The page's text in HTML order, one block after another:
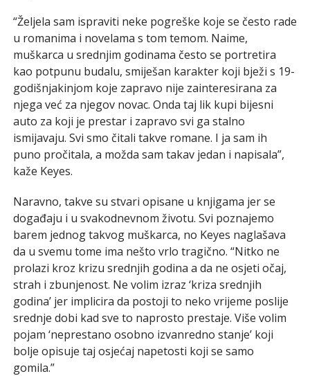
“Željela sam ispraviti neke pogreške koje se često rade
u romanima i novelama s tom temom. Naime,
muškarca u srednjim godinama često se portretira
kao potpunu budalu, smiješan karakter koji bježi s 19-
godišnjakinjom koje zapravo nije zainteresirana za
njega već za njegov novac. Onda taj lik kupi bijesni
auto za koji je prestar i zapravo svi ga stalno
ismijavaju. Svi smo čitali takve romane. I ja sam ih
puno pročitala, a možda sam takav jedan i napisala”,
kaže Keyes.
Naravno, takve su stvari opisane u knjigama jer se
događaju i u svakodnevnom životu. Svi poznajemo
barem jednog takvog muškarca, no Keyes naglašava
da u svemu tome ima nešto vrlo tragično. “Nitko ne
prolazi kroz krizu srednjih godina a da ne osjeti očaj,
strah i zbunjenost. Ne volim izraz ‘kriza srednjih
godina’ jer implicira da postoji to neko vrijeme poslije
srednje dobi kad sve to naprosto prestaje. Više volim
pojam ‘neprestano osobno izvanredno stanje’ koji
bolje opisuje taj osjećaj napetosti koji se samo
gomila.”